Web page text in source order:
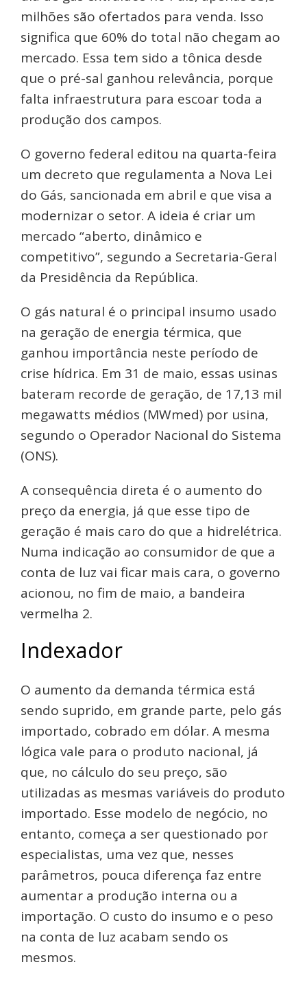
milhões são ofertados para venda. Isso
significa que 60% do total não chegam ao
mercado. Essa tem sido a tônica desde
que o pré-sal ganhou relevância, porque
falta infraestrutura para escoar toda a
produção dos campos.
O governo federal editou na quarta-feira
um decreto que regulamenta a Nova Lei
do Gás, sancionada em abril e que visa a
modernizar o setor. A ideia é criar um
mercado “aberto, dinâmico e
competitivo”, segundo a Secretaria-Geral
da Presidência da República.
O gás natural é o principal insumo usado
na geração de energia térmica, que
ganhou importância neste período de
crise hídrica. Em 31 de maio, essas usinas
bateram recorde de geração, de 17,13 mil
megawatts médios (MWmed) por usina,
segundo o Operador Nacional do Sistema
(ONS).
A consequência direta é o aumento do
preço da energia, já que esse tipo de
geração é mais caro do que a hidrelétrica.
Numa indicação ao consumidor de que a
conta de luz vai ficar mais cara, o governo
acionou, no fim de maio, a bandeira
vermelha 2.
Indexador
O aumento da demanda térmica está
sendo suprido, em grande parte, pelo gás
importado, cobrado em dólar. A mesma
lógica vale para o produto nacional, já
que, no cálculo do seu preço, são
utilizadas as mesmas variáveis do produto
importado. Esse modelo de negócio, no
entanto, começa a ser questionado por
especialistas, uma vez que, nesses
parâmetros, pouca diferença faz entre
aumentar a produção interna ou a
importação. O custo do insumo e o peso
na conta de luz acabam sendo os
mesmos.